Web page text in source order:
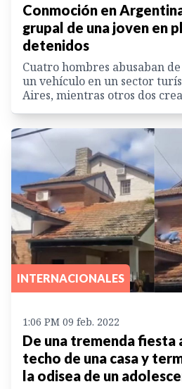
Conmoción en
grupal de una joven en
detenidos
Cuatro hombres abusaban
un vehículo en un sector
Aires, mientras otros dos
INTERNACIONALES
1:06 PM 09 feb. 2022
De una tremenda fiesta
techo de una casa y
la odisea de un